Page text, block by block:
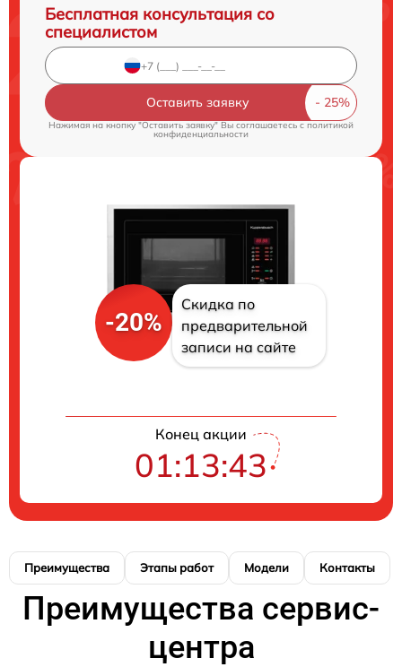
Бесплатная консультация со
специалистом
Оставить заявку
Нажимая на кнопку "Оставить заявку" Вы соглашаетесь c политикой
конфиденциальности
-20%
Скидка по
предварительной
записи на сайте
Конец акции
01:13:42
Преимущества Этапы работ Модели Контакты
Преимущества сервис-
центра